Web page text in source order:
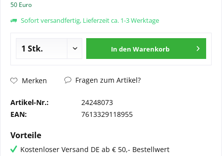
50 Euro
Sofort versandfertig, Lieferzeit ca. 1-3 Werktage
In den Warenkorb
Merken Fragen zum Artikel?
Artikel-Nr.:
24248073
EAN:
7613329118955
Vorteile
Kostenloser Versand DE ab € 50,- Bestellwert